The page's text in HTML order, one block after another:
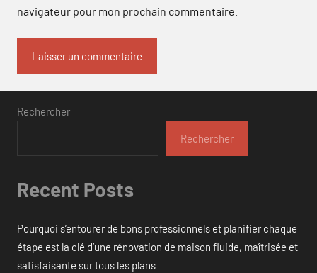
navigateur pour mon prochain commentaire.
Rechercher
Rechercher
Recent Posts
Pourquoi s’entourer de bons professionnels et planifier chaque
étape est la clé d’une rénovation de maison fluide, maîtrisée et
satisfaisante sur tous les plans